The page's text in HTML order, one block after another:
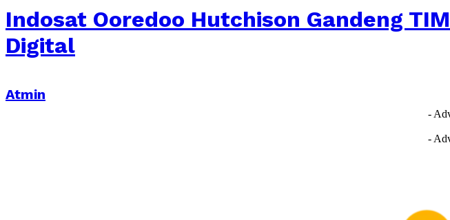
Indosat Ooredoo Hutchison Gandeng
Digital
Atmin
-
-